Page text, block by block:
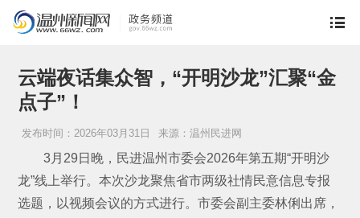
云端夜话集众智，“开明沙龙”汇聚“金
点子”！
发布时间：2026年03月31日 来源：温州民进网
3月29日晚，民进温州市委会2026年第五期“开明沙
龙”线上举行。本次沙龙聚焦省市两级社情民意信息专报
选题，以视频会议的方式进行。市委会副主委林俐出席，